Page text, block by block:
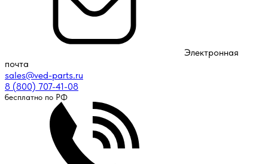
Электронная
почта
sales@ved-parts.ru
8 (800) 707-41-08
бесплатно по РФ